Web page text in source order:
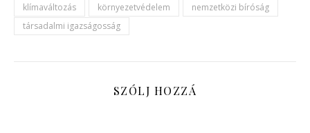
klímaváltozás
környezetvédelem
nemzetközi bíróság
társadalmi igazságosság
SZÓLJ HOZZÁ